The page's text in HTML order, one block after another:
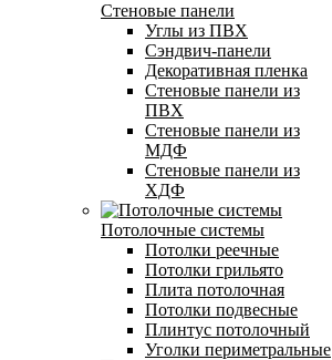
Стеновые панели
Углы из ПВХ
Сэндвич-панели
Декоративная пленка
Стеновые панели из
ПВХ
Стеновые панели из
МДФ
Стеновые панели из
ХДФ
Потолочные системы
Потолки реечные
Потолки грильято
Плита потолочная
Потолки подвесные
Плинтус потолочный
Уголки периметральные